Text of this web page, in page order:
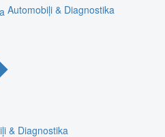
Automobiļi & Diagnostika
& Diagnostika